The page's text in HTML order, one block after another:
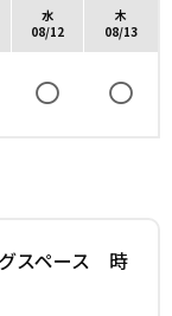
水
08/12
木
08/13
スペース 時